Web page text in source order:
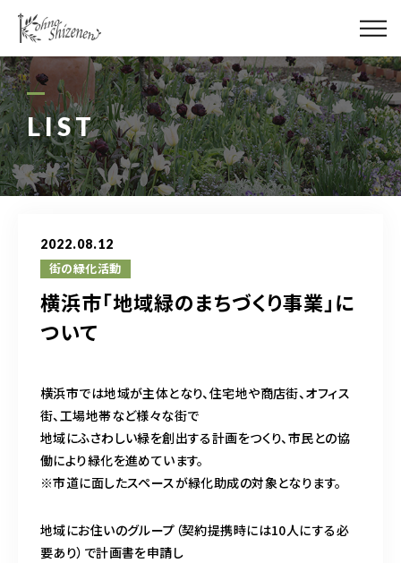
LIST
2022.08.12
街の緑化活動
横浜市「地域緑のまちづくり事業」に
ついて
横浜市では地域が主体となり、住宅地や商店街、オフィス
街、工場地帯など様々な街で
地域にふさわしい緑を創出する計画をつくり、市民との協
働により緑化を進めています。
※市道に面したスペースが緑化助成の対象となります。
地域にお住いのグループ（契約提携時には10人にする必
要あり）で計画書を申請し
メディア
街の緑化
造園施工
ネットショップ
造園/施工専用HP
070-5587-2973
営業時間 10：00～16：00